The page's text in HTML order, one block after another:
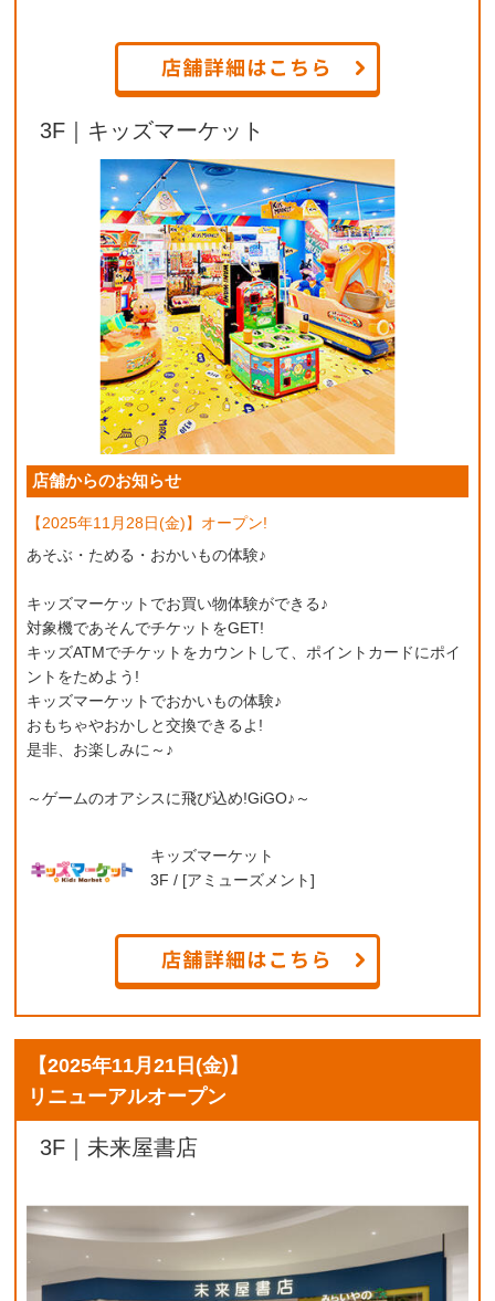
3F｜キッズマーケット
店舗からのお知らせ
【2025年11月28日(金)】オープン!
あそぶ・ためる・おかいもの体験♪
キッズマーケットでお買い物体験ができる♪
対象機であそんでチケットをGET!
キッズATMでチケットをカウントして、ポイントカードにポイ
ントをためよう!
キッズマーケットでおかいもの体験♪
おもちゃやおかしと交換できるよ!
是非、お楽しみに～♪
～ゲームのオアシスに飛び込め!GiGO♪～
キッズマーケット
3F / [アミューズメント]
【2025年11月21日(金) 】
リニューアルオープン
3F｜未来屋書店